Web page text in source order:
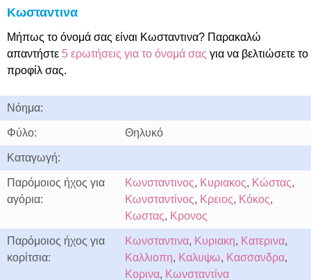
Κωσταντινα
Μήπως το όνομά σας είναι Κωσταντινα? Παρακαλώ
απαντήστε 5 ερωτήσεις για το όνομά σας για να βελτιώσετε το
προφίλ σας.
Νόημα:
Φύλο: Θηλυκό
Καταγωγή:
Παρόμοιος ήχος για
αγόρια:
Κωνσταντινος, Κυριακος, Κώστας,
Κωνσταντίνος, Κρειος, Κόκος,
Κωστας, Κρονος
Παρόμοιος ήχος για
κορίτσια:
Κωνσταντινα, Κυριακη, Κατερινα,
Καλλιοπη, Καλυψω, Κασσανδρα,
Κορινα, Κωνσταντίνα